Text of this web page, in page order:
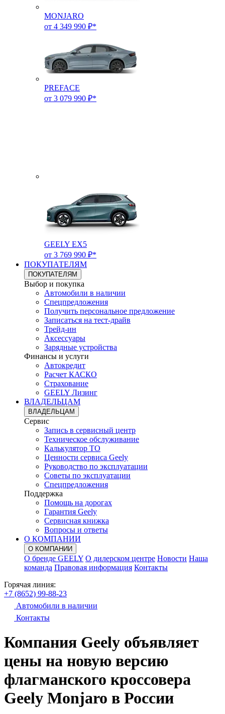
MONJARO
от 4 349 990 ₽*
PREFACE
от 3 079 990 ₽*
GEELY EX5
от 3 769 990 ₽*
ПОКУПАТЕЛЯМ
ПОКУПАТЕЛЯМ
Выбор и покупка
Автомобили в наличии
Спецпредложения
Получить персональное предложение
Записаться на тест-драйв
Трейд-ин
Аксессуары
Зарядные устройства
Финансы и услуги
Автокредит
Расчет КАСКО
Страхование
GEELY Лизинг
ВЛАДЕЛЬЦАМ
ВЛАДЕЛЬЦАМ
Сервис
Запись в сервисный центр
Техническое обслуживание
Калькулятор ТО
Ценности сервиса Geely
Руководство по эксплуатации
Советы по эксплуатации
Спецпредложения
Поддержка
Помощь на дорогах
Гарантия Geely
Сервисная книжка
Вопросы и ответы
О КОМПАНИИ
О КОМПАНИИ
О бренде GEELY О дилерском центре Новости Наша
команда Правовая информация Контакты
Горячая линия:
+7 (8652) 99-88-23
Автомобили в наличии
Контакты
Компания Geely объявляет
цены на новую версию
флагманского кроссовера
Geely Monjaro в России